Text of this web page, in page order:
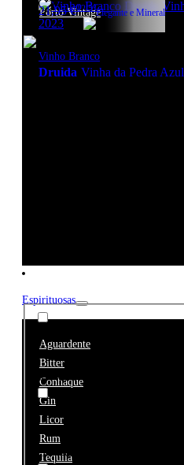
Porto Vintage
Espirituosas
Aguardente
Bitter
Conhaque
Gin
Licor
Rum
Tequila
21,95€12.5ºElegante e Mineral
Vinho Branco
Druida Vinha da Pedra Azul
€0 - €10
€10 - €25